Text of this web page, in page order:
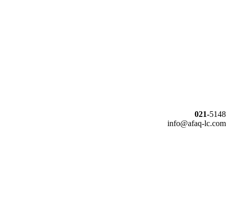
021-5148
info@afaq-lc.com